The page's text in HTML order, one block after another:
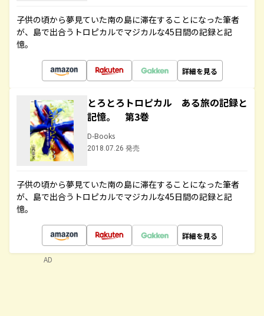
子供の頃から夢見ていた南の島に滞在することになった筆者
が、島で出合うトロピカルでマジカルな45日間の記録と記
憶。
詳細を見る
とろとろトロピカル ある旅の記録と
記憶。 第3巻
D-Books
2018.07.26 発売
子供の頃から夢見ていた南の島に滞在することになった筆者
が、島で出合うトロピカルでマジカルな45日間の記録と記
憶。
詳細を見る
AD